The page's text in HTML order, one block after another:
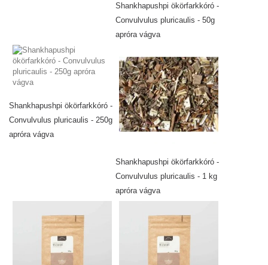
Shankhapushpi ökörfarkkóró -
Convulvulus pluricaulis - 50g
apróra vágva
Shankhapushpi ökörfarkkóró -
Convulvulus pluricaulis - 250g
apróra vágva
Shankhapushpi ökörfarkkóró -
Convulvulus pluricaulis - 1 kg
apróra vágva